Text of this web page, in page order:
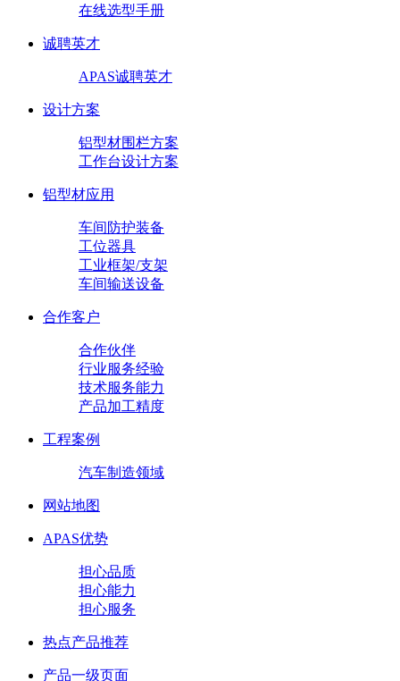
在线选型手册
诚聘英才
APAS诚聘英才
设计方案
铝型材围栏方案
工作台设计方案
铝型材应用
车间防护装备
工位器具
工业框架/支架
车间输送设备
合作客户
合作伙伴
行业服务经验
技术服务能力
产品加工精度
工程案例
汽车制造领域
网站地图
APAS优势
担心品质
担心能力
担心服务
热点产品推荐
产品一级页面